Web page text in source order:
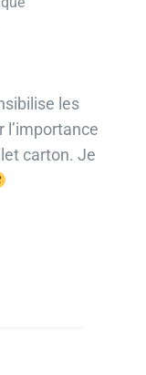
les
l’importance
carton. Je